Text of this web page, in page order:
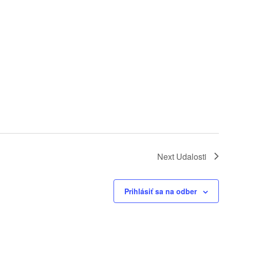
Next Udalosti
Prihlásiť sa na odber